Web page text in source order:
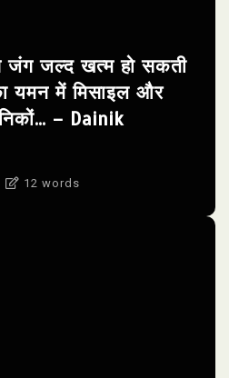
जंग जल्द खत्म हो सकती
यमन में मिसाइल और
– Dainik
12 words